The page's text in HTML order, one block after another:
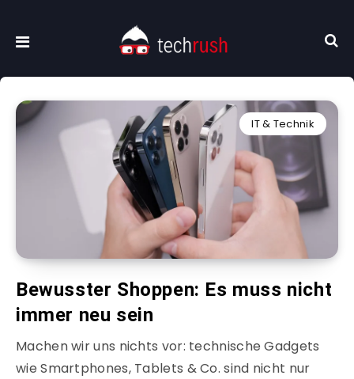
IT & Technik
Bewusster Shoppen: Es muss nicht
immer neu sein
Machen wir uns nichts vor: technische Gadgets
wie Smartphones, Tablets & Co. sind nicht nur